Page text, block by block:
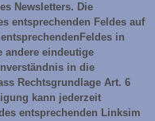
Newsletters. Die
entsprechenden Feldes auf
in
andere eindeutige
in die
Rechtsgrundlage Art. 6
kann jederzeit
entsprechenden Linksim